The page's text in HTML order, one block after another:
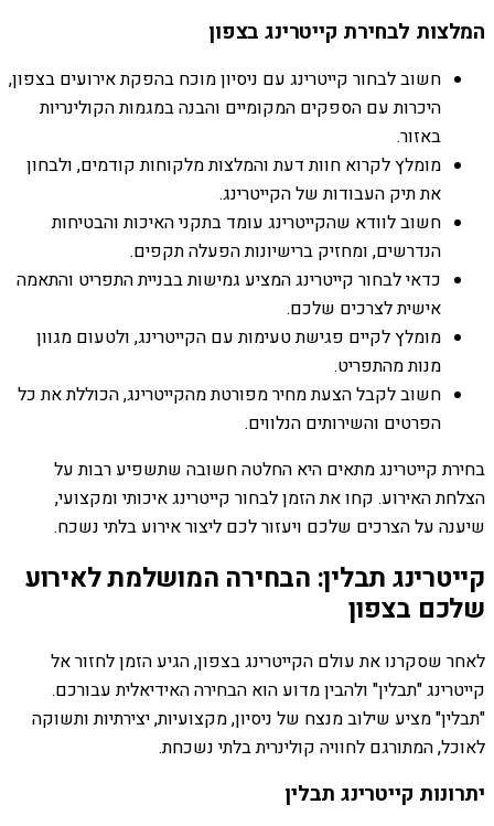
המלצות לבחירת קייטרינג בצפון
חשוב לבחור קייטרינג עם ניסיון מוכח בהפקת אירועים בצפון,
היכרות עם הספקים המקומיים והבנה במגמות הקולינריות
באזור.
מומלץ לקרוא חוות דעת והמלצות מלקוחות קודמים, ולבחון
את תיק העבודות של הקייטרינג.
חשוב לוודא שהקייטרינג עומד בתקני האיכות והבטיחות
הנדרשים, ומחזיק ברישיונות הפעלה תקפים.
כדאי לבחור קייטרינג המציע גמישות בבניית התפריט והתאמה
אישית לצרכים שלכם.
מומלץ לקיים פגישת טעימות עם הקייטרינג, ולטעום מגוון
מנות מהתפריט.
חשוב לקבל הצעת מחיר מפורטת מהקייטרינג, הכוללת את כל
הפרטים והשירותים הנלווים.
בחירת קייטרינג מתאים היא החלטה חשובה שתשפיע רבות על
הצלחת האירוע. קחו את הזמן לבחור קייטרינג איכותי ומקצועי,
שיענה על הצרכים שלכם ויעזור לכם ליצור אירוע בלתי נשכח.
קייטרינג תבלין: הבחירה המושלמת לאירוע
שלכם בצפון
לאחר שסקרנו את עולם הקייטרינג בצפון, הגיע הזמן לחזור אל
קייטרינג "תבלין" ולהבין מדוע הוא הבחירה האידיאלית עבורכם.
"תבלין" מציע שילוב מנצח של ניסיון, מקצועיות, יצירתיות ותשוקה
לאוכל, המתורגם לחוויה קולינרית בלתי נשכחת.
יתרונות קייטרינג תבלין